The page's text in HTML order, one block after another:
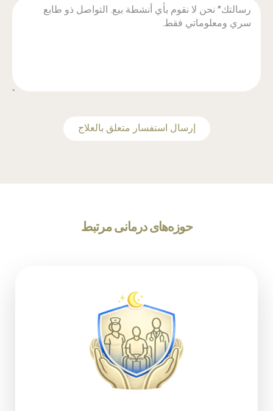
‫إرسال استفسار متعلق بالعلاج
حوزه‌های درمانی مرتبط